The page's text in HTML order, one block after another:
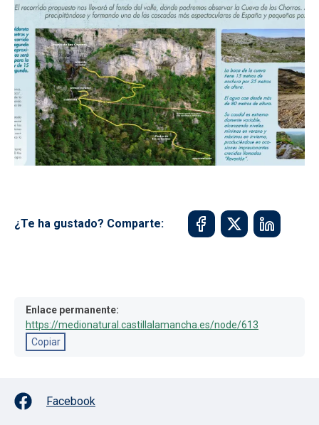
¿Te ha gustado? Comparte:
Enlace permanente:
https://medionatural.castillalamancha.es/node/613
Copiar
Facebook